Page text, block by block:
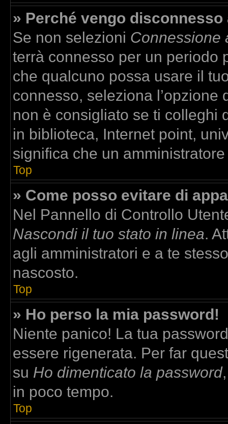
» Perché vengo
Se non selezioni Connessione
terrà connesso per un periodo
che qualcuno possa usare il
connesso, seleziona
non è consigliato se ti colleghi
in biblioteca, Internet point,
significa che un
Top
» Come posso evitare di
Nel Pannello di Controllo
Nascondi il tuo stato in linea.
agli amministratori e a te
nascosto.
Top
» Ho perso la mia password!
Niente panico! La tua
essere rigenerata. Per far
su Ho dimenticato la password
in poco tempo.
Top